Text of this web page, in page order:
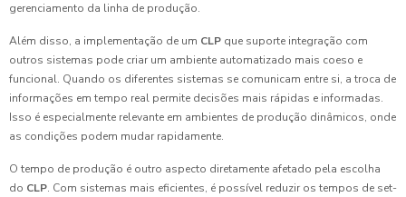
gerenciamento da linha de produção.
Além disso, a implementação de um CLP que suporte integração com
outros sistemas pode criar um ambiente automatizado mais coeso e
funcional. Quando os diferentes sistemas se comunicam entre si, a troca de
informações em tempo real permite decisões mais rápidas e informadas.
Isso é especialmente relevante em ambientes de produção dinâmicos, onde
as condições podem mudar rapidamente.
O tempo de produção é outro aspecto diretamente afetado pela escolha
do CLP. Com sistemas mais eficientes, é possível reduzir os tempos de set-